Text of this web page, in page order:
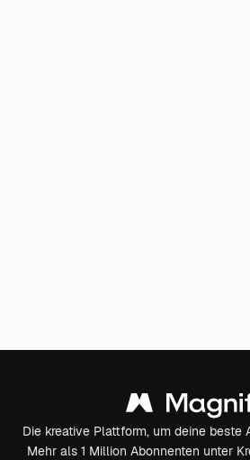
Die kreative Plattform, um deine beste
Mehr als 1 Million Abonnenten unter